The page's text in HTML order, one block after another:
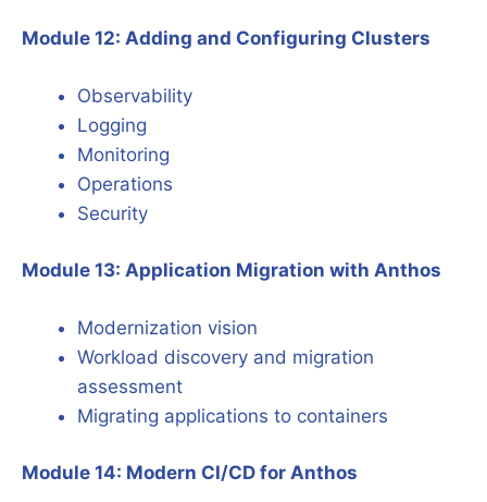
Module 12: Adding and Configuring Clusters
Observability
Logging
Monitoring
Operations
Security
Module 13: Application Migration with Anthos
Modernization vision
Workload discovery and migration
assessment
Migrating applications to containers
Module 14: Modern CI/CD for Anthos